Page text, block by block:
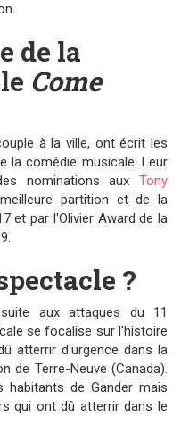
de la
Come
à la ville, ont écrit les
la comédie musicale. Leur
nominations aux Tony
partition et de la
et par l'Olivier Award de la
?
aux attaques du 11
se focalise sur l’histoire
atterrir d'urgence dans la
de Terre-Neuve (Canada).
de Gander mais
qui ont dû atterrir dans le